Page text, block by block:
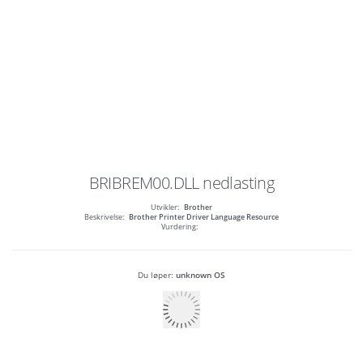
BRIBREM00.DLLnedlasting
Utvikler: Brother
Beskrivelse: Brother Printer Driver Language Resource
Vurdering:
Du løper: unknown OS